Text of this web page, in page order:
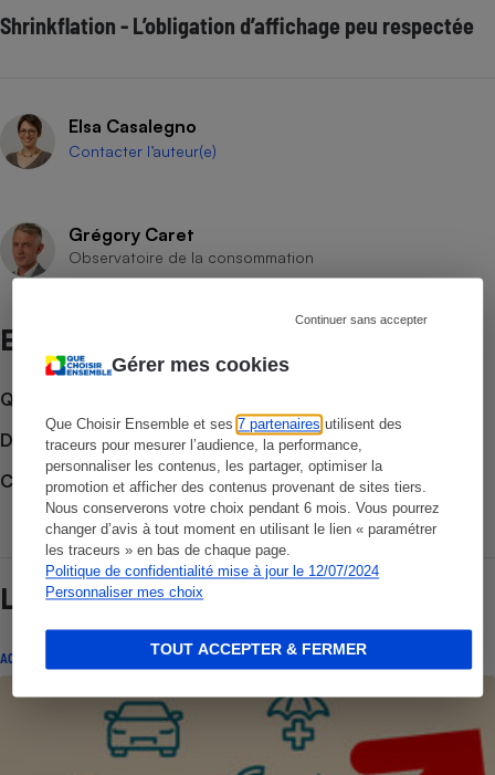
Gérer mes cookies
Que Choisir Ensemble et ses7 partenaires utilisent des
traceurs pour mesurer l’audience, la performance,
personnaliser les contenus, les partager, optimiser la
promotion et afficher des contenus provenant de sites tiers.
Nous conserverons votre choix pendant 6 mois. Vous pourrez
changer d’avis à tout moment en utilisant le lien « paramétrer
les traceurs » en bas de chaque page.
Politique de confidentialité mise à jour le 12/07/2024
Personnaliser mes choix
Continuer sans accepter
TOUT ACCEPTER & FERMER
Shrinkflation - L’obligation d’affichage peu respectée
Elsa Casalegno
Contacter l’auteur(e)
Grégory Caret
Observatoire de la consommation
Et aussi
Que faire en cas de litige ?
Découvrir le forum
Consulter nos Actualités
Lire aussi
ACTUALITÉ